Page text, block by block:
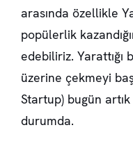
arasında özellikle
popülerlik
edebiliriz.
üzerine çekmeyi
Startup) bugün
durumda.